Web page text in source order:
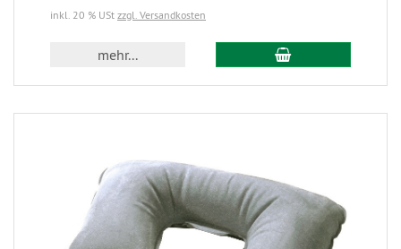
inkl. 20 % USt zzgl. Versandkosten
mehr...